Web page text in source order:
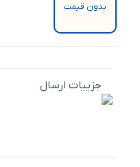
بدون قیمت
جزییات ارسال